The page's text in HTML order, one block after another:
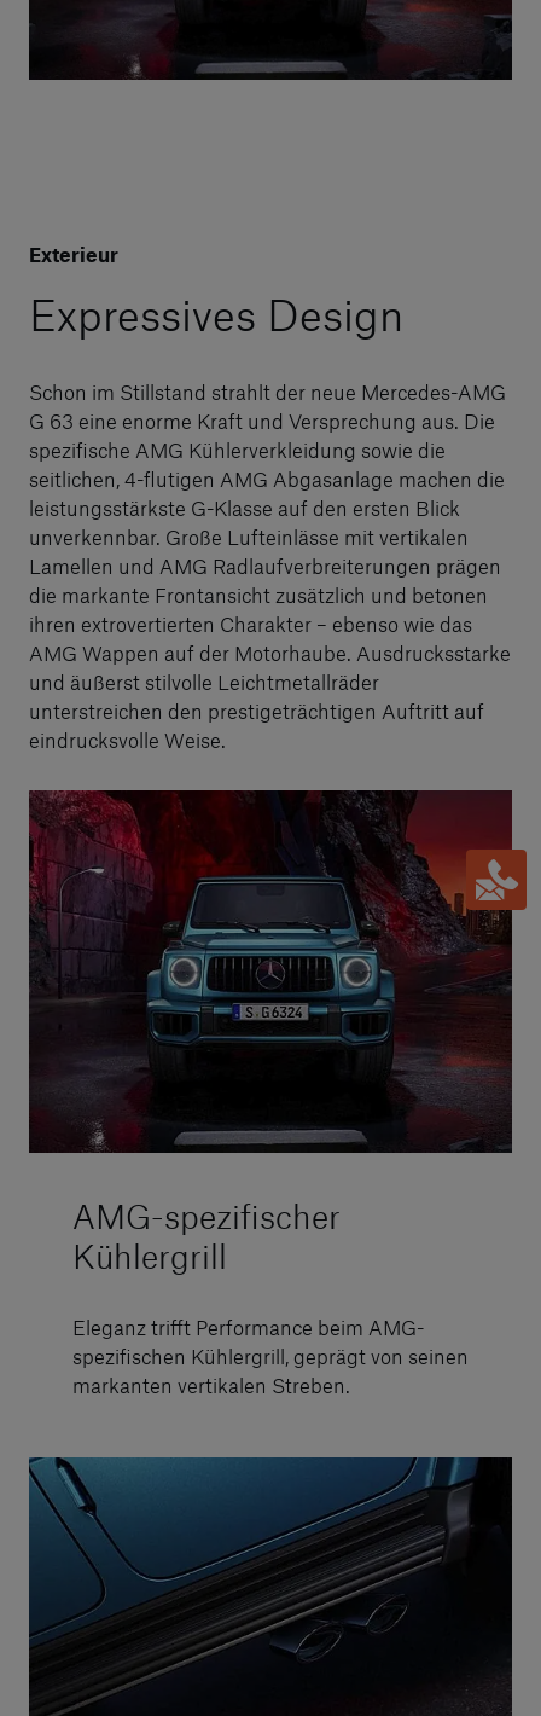
Exterieur
Expressives Design
Schon im Stillstand strahlt der neue Mercedes-AMG
G 63 eine enorme Kraft und Versprechung aus. Die
spezifische AMG Kühlerverkleidung sowie die
seitlichen, 4-flutigen AMG Abgasanlage machen die
leistungsstärkste G-Klasse auf den ersten Blick
unverkennbar. Große Lufteinlässe mit vertikalen
Lamellen und AMG Radlaufverbreiterungen prägen
die markante Frontansicht zusätzlich und betonen
ihren extrovertierten Charakter – ebenso wie das
AMG Wappen auf der Motorhaube. Ausdrucksstarke
und äußerst stilvolle Leichtmetallräder
unterstreichen den prestigeträchtigen Auftritt auf
eindrucksvolle Weise.
AMG-spezifischer
Kühlergrill
Eleganz trifft Performance beim AMG-
spezifischen Kühlergrill, geprägt von seinen
markanten vertikalen Streben.